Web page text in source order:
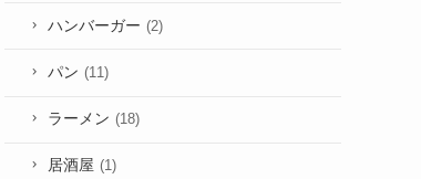
ハンバーガー (2)
パン (11)
ラーメン (18)
居酒屋 (1)